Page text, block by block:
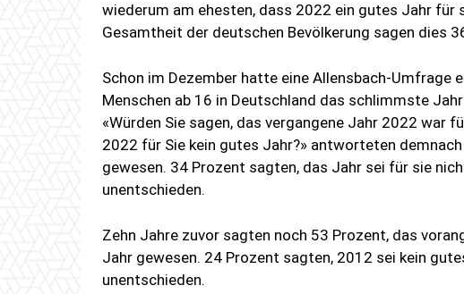
wiederum am ehesten, dass 2022 ein gutes Jahr für
Gesamtheit der deutschen Bevölkerung sagen dies
Schon im Dezember hatte eine Allensbach-Umfrage
Menschen ab 16 in Deutschland das schlimmste
«Würden Sie sagen, das vergangene Jahr 2022 war
2022 für Sie kein gutes Jahr?» antworteten
gewesen. 34 Prozent sagten, das Jahr sei für sie
unentschieden.
Zehn Jahre zuvor sagten noch 53 Prozent, das
Jahr gewesen. 24 Prozent sagten, 2012 sei kein
unentschieden.